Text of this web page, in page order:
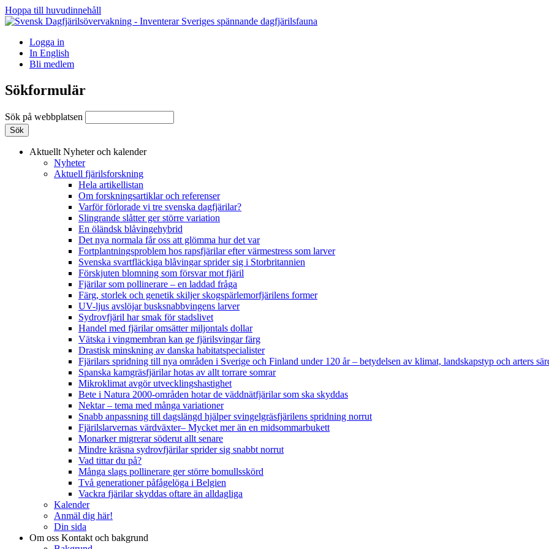
Hoppa till huvudinnehåll
Logga in
In English
Bli medlem
Sökformulär
Sök på webbplatsen
Aktuellt Nyheter och kalender
Nyheter
Aktuell fjärilsforskning
Hela artikellistan
Om forskningsartiklar och referenser
Varför förlorade vi tre svenska dagfjärilar?
Slingrande slåtter ger större variation
En öländsk blåvingehybrid
Det nya normala får oss att glömma hur det var
Fortplantningsproblem hos rapsfjärilar efter värmestress som larver
Svenska svartfläckiga blåvingar sprider sig i Storbritannien
Förskjuten blomning som försvar mot fjäril
Fjärilar som pollinerare – en laddad fråga
Färg, storlek och genetik skiljer skogspärlemorfjärilens former
UV-ljus avslöjar busksnabbvingens larver
Sydrovfjäril har smak för stadslivet
Handel med fjärilar omsätter miljontals dollar
Vätska i vingmembran kan ge fjärilsvingar färg
Drastisk minskning av danska habitatspecialister
Fjärilars spridning till nya områden i Sverige och Finland under 120 år– betydelsen av klimat, landskapstyp och arters
Spanska kamgräsfjärilar hotas av allt torrare somrar
Mikroklimat avgör utvecklingshastighet
Bete i Natura 2000-områden hotar de väddnätfjärilar som ska skyddas
Nektar – tema med många variationer
Snabb anpassning till dagslängd hjälper svingelgräsfjärilens spridning norrut
Fjärilslarvernas värdväxter– Mycket mer än en midsommarbukett
Monarker migrerar söderut allt senare
Mindre kräsna sydrovfjärilar sprider sig snabbt norrut
Vad tittar du på?
Många slags pollinerare ger större bomullsskörd
Två generationer påfågelöga i Belgien
Vackra fjärilar skyddas oftare än alldagliga
Kalender
Anmäl dig här!
Din sida
Om oss Kontakt och bakgrund